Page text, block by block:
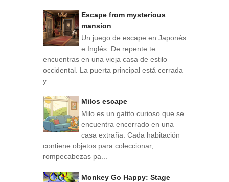
Escape from mysterious
mansion
Un juego de escape en Japonés
e Inglés. De repente te
encuentras en una vieja casa de estilo
occidental. La puerta principal está cerrada
y ...
Milos escape
Milo es un gatito curioso que se
encuentra encerrado en una
casa extraña. Cada habitación
contiene objetos para coleccionar,
rompecabezas pa...
Monkey Go Happy: Stage